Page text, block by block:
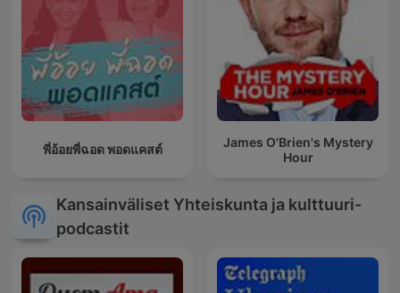
พี่อ้อยพี่ฉอด พอดแคสต์
James O'Brien's Mystery
Hour
Kansainväliset Yhteiskunta ja kulttuuri-
podcastit